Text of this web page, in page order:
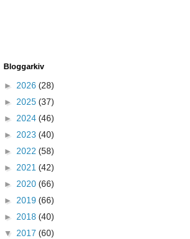
Bloggarkiv
► 2026 (28)
► 2025 (37)
► 2024 (46)
► 2023 (40)
► 2022 (58)
► 2021 (42)
► 2020 (66)
► 2019 (66)
► 2018 (40)
▼ 2017 (60)